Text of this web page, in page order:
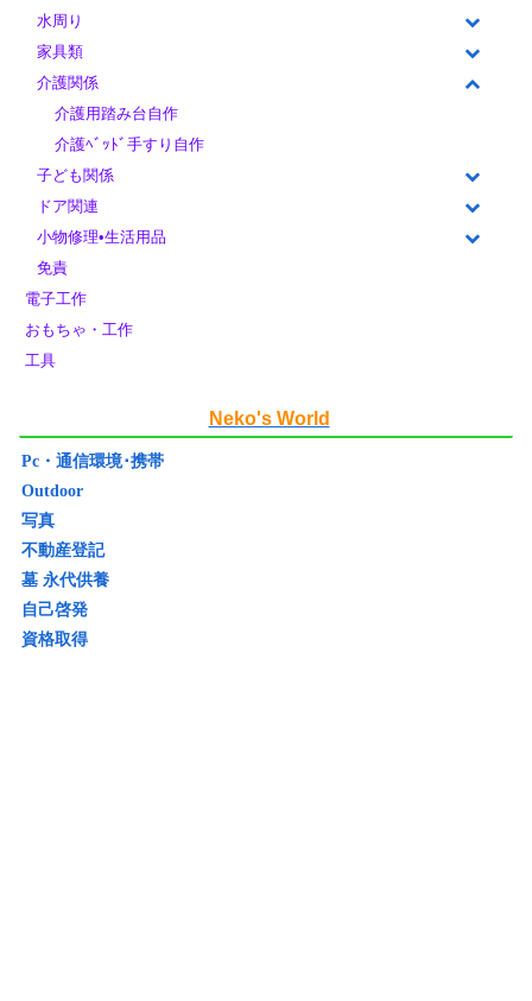
水周り
家具類
介護関係
介護用踏み台自作
介護ﾍﾞｯﾄﾞ手すり自作
子ども関係
ドア関連
小物修理•生活用品
免責
電子工作
おもちゃ・工作
工具
Neko's World
Pc・通信環境･携帯
Outdoor
写真
不動産登記
墓 永代供養
自己啓発
資格取得